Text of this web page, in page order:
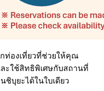
กท่องเที่ยวที่ช่วยให้คุณ
ะใช้สิทธิพิเศษกับสถานที่
ชิบุยะได้ในใบเดียว